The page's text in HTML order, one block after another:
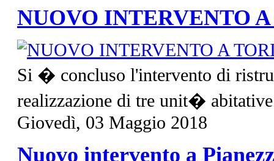
NUOVO INTERVENTO
Si � concluso l'intervento di
realizzazione di tre unit�
Giovedì, 03 Maggio 2018
Nuovo intervento a